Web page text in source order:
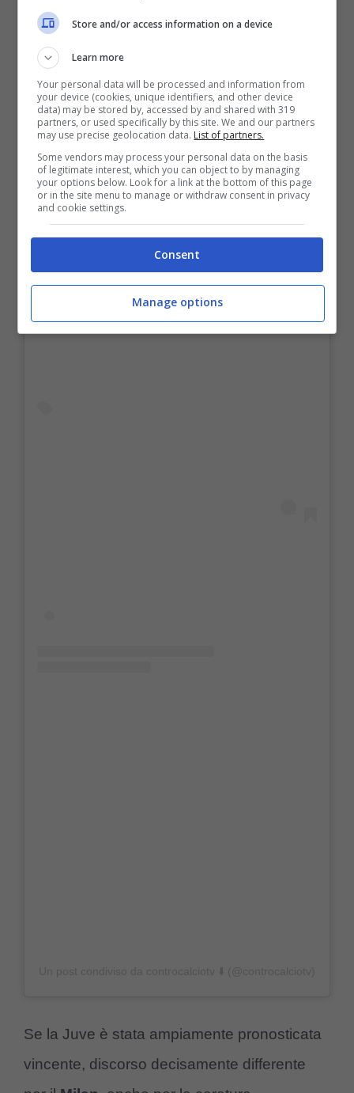
Visualizza questo post su Instagram
Se la Juve è stata ampiamente pronosticata
vincente, discorso decisamente differente
Store and/or access information on a device
Learn more
Your personal data will be processed and information from
your device (cookies, unique identifiers, and other device
data) may be stored by, accessed by and shared with 319
partners, or used specifically by this site. We and our partners
may use precise geolocation data. List of partners.
Some vendors may process your personal data on the basis
of legitimate interest, which you can object to by managing
your options below. Look for a link at the bottom of this page
or in the site menu to manage or withdraw consent in privacy
and cookie settings.
Consent
Manage options